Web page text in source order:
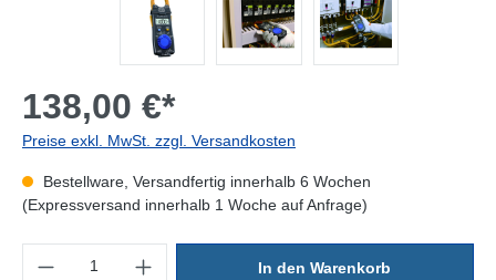
138,00 €*
Preise exkl. MwSt. zzgl. Versandkosten
Bestellware, Versandfertig innerhalb 6 Wochen
(Expressversand innerhalb 1 Woche auf Anfrage)
In den Warenkorb